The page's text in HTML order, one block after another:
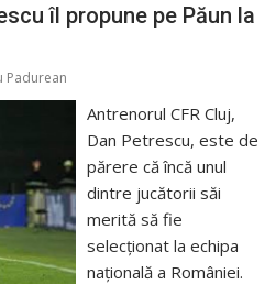
îl propune pe Păun la
Padurean
Antrenorul CFR Cluj,
Dan Petrescu, este de
părere că încă unul
dintre jucătorii săi
merită să fie
selecționat la echipa
națională a României.